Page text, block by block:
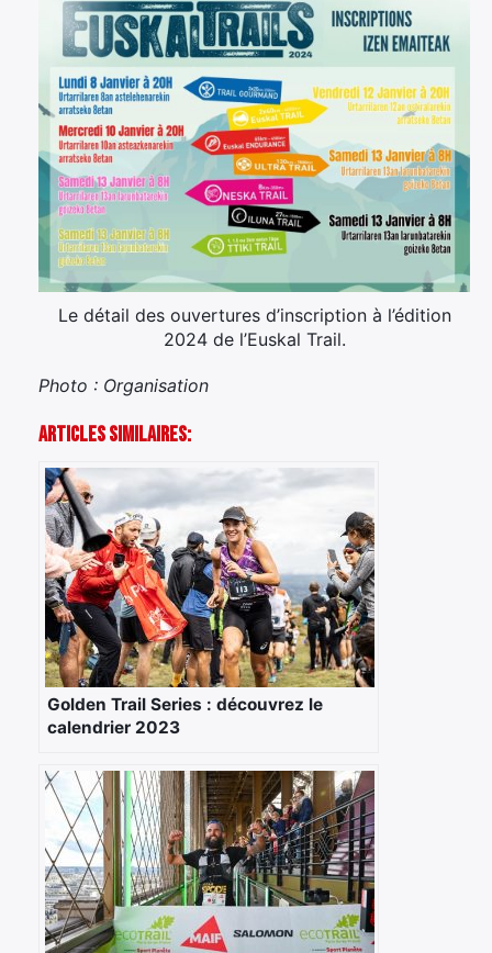
Le détail des ouvertures d’inscription à l’édition
2024 de l’Euskal Trail.
Photo : Organisation
Articles Similaires:
Golden Trail Series : découvrez le
calendrier 2023